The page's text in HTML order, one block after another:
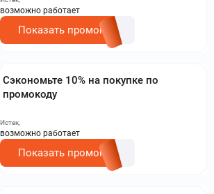
возможно работает
Показать промокод
Сэкономьте 10% на покупке по
промокоду
Истек,
возможно работает
Показать промокод